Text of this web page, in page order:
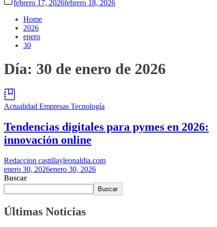
febrero 17, 2026febrero 18, 2026
Home
2026
enero
30
Día: 30 de enero de 2026
Actualidad Empresas Tecnología
Tendencias digitales para pymes en 2026:
innovación online
Redaccion castillayleonaldia.com
enero 30, 2026enero 30, 2026
Buscar
Buscar
Últimas Noticias